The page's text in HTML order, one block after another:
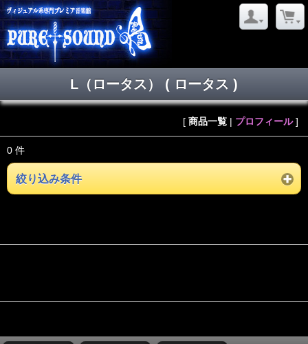
L（ロータス） ( ロータス )
[ 商品一覧 | プロフィール]
0 件
絞り込み条件